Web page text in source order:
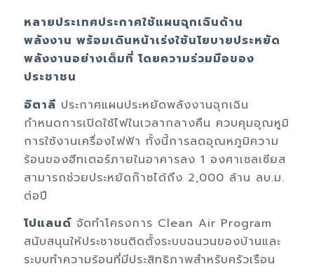
หลายประเทศประกาศใช้แผนฉุกเฉินด้าน
พลังงาน พร้อมเดินหน้าเร่งใช้นโยบายประหยัด
พลังงานอย่างเต็มที่ โดยความร่วมมือของ
ประชาชน
อิตาลี ประกาศแผนประหยัดพลังงานฉุกเฉิน
กำหนดการเปิดใช้ไฟในเวลากลางคืน ควบคุมอุณหูมิ
การใช้งานเครื่องไฟฟ้า ทั้งนี้การลดอุณหภูมิความ
ร้อนของฮีทเตอร์ภายในอาคารลง 1 องศาเซลเซียส
สามารถช่วยประหยัดก๊าซได้ถึง 2,000 ล้าน ลบ.ม.
ต่อปี
โปแลนด์จัดทำโครงการ Clean Air Program
สนับสนุนให้ประชาชนติดตั้งระบบฉนวนของบ้านและ
ระบบทำความร้อนที่มีประสิทธิภาพสำหรับครัวเรือน